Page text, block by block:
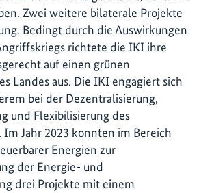
Zwei weitere bilaterale Projekte
Bedingt durch die Auswirkungen
richtete die IKI ihre
auf einen grünen
Landes aus. Die IKI engagiert sich
bei der Dezentralisierung,
und Flexibilisierung des
Im Jahr 2023 konnten im Bereich
Energien zur
der Energie- und
drei Projekte mit einem